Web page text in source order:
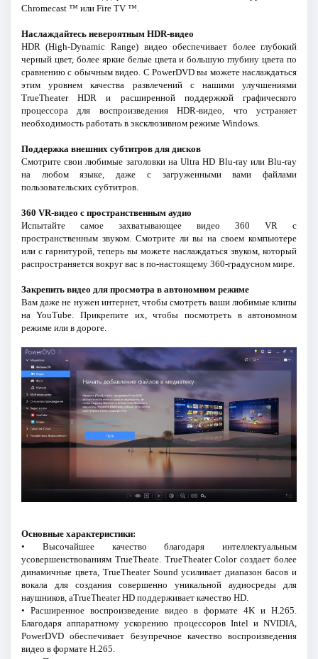
Chromecast ™ или Fire TV ™.
Наслаждайтесь невероятным HDR-видео
HDR (High-Dynamic Range) видео обеспечивает более глубокий
черный цвет, более яркие белые цвета и большую глубину цвета по
сравнению с обычным видео. С PowerDVD вы можете наслаждаться
этим уровнем качества развлечений с нашими улучшениями
TrueTheater HDR и расширенной поддержкой графического
процессора для воспроизведения HDR-видео, что устраняет
необходимость работать в эксклюзивном режиме Windows.
Поддержка внешних субтитров для дисков
Смотрите свои любимые заголовки на Ultra HD Blu-ray или Blu-ray
на любом языке, даже с загруженными вами файлами
пользовательских субтитров.
360 VR-видео с пространственным аудио
Испытайте самое захватывающее видео 360 VR с
пространственным звуком. Смотрите ли вы на своем компьютере
или с гарнитурой, теперь вы можете наслаждаться звуком, который
распространяется вокруг вас в по-настоящему 360-градусном мире.
Закрепить видео для просмотра в автономном режиме
Вам даже не нужен интернет, чтобы смотреть ваши любимые клипы
на YouTube. Прикрепите их, чтобы посмотреть в автономном
режиме или в дороге.
Основные характеристики:
• Высочайшее качество благодаря интеллектуальным
усовершенствованиям TrueTheate. TrueTheater Color создает более
динамичные цвета, TrueTheater Sound усиливает диапазон басов и
вокала для создания совершенно уникальной аудиосреды для
наушников, аTrueTheater HD поддерживает качество HD.
• Расширенное воспроизведение видео в формате 4K и H.265.
Благодаря аппаратному ускорению процессоров Intel и NVIDIA,
PowerDVD обеспечивает безупречное качество воспроизведения
видео в формате H.265.